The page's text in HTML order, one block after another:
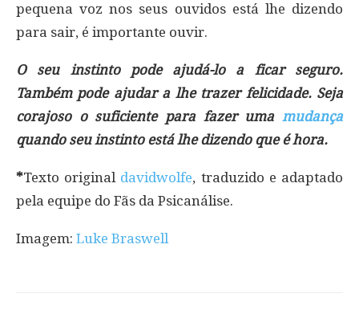
pequena voz nos seus ouvidos está lhe dizendo
para sair, é importante ouvir.
O seu instinto pode ajudá-lo a ficar seguro.
Também pode ajudar a lhe trazer felicidade. Seja
corajoso o suficiente para fazer uma mudança
quando seu instinto está lhe dizendo que é hora.
*Texto original davidwolfe, traduzido e adaptado
pela equipe do Fãs da Psicanálise.
Imagem: Luke Braswell